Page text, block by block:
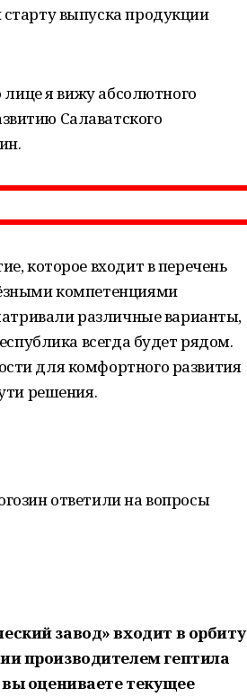
выпуска продукции
лице я вижу абсолютного
Салаватского
которое входит в перечень
компетенциями
различные варианты,
всегда будет рядом.
для комфортного развития
решения.
ответили на вопросы
завод» входит в орбиту
производителем гептила
оцениваете текущее